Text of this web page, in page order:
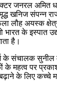
जनरल अमित
खनिज संपन्न
लौह अयस्क
भारत के इस्पात
है।
के संचालक सुनील
के महत्व पर
के लिए कच्चे